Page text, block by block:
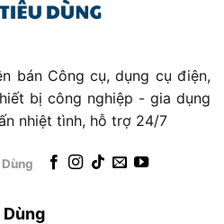
búa cao su Total
như mới
bán Công cụ, dụng cụ điện,
bị công nghiệp - gia dụng
nhiệt tình, hỗ trợ 24/7